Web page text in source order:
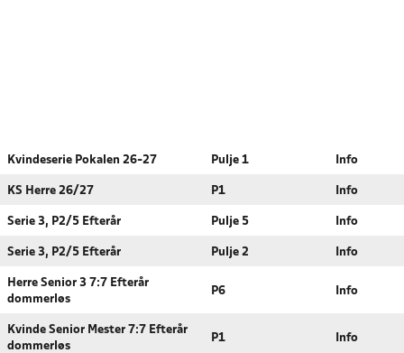
Kvindeserie Pokalen 26-27 Pulje 1 Info
KS Herre 26/27 P1 Info
Serie 3, P2/5 Efterår Pulje 5 Info
Serie 3, P2/5 Efterår Pulje 2 Info
Herre Senior 3 7:7 Efterår
dommerløs
P6 Info
Kvinde Senior Mester 7:7 Efterår
dommerløs
P1 Info